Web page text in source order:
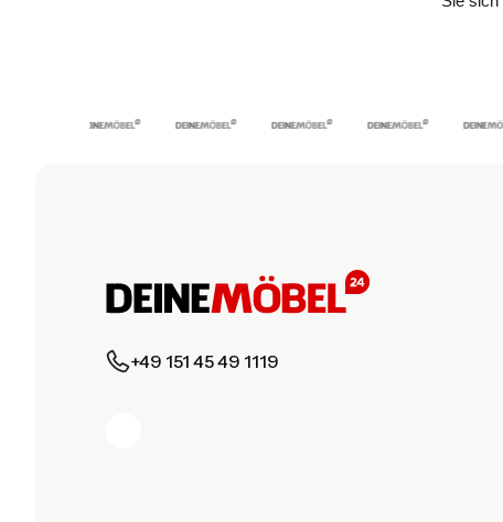
+49 151 45 49 1119